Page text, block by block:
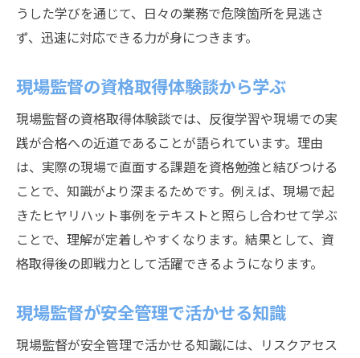
うした学びを通じて、日々の業務で危険箇所を見逃さ
ず、迅速に対応できる力が身につきます。
現場監督の資格取得体験談から学ぶ
現場監督の資格取得体験談では、反復学習や現場での実
践が合格への近道であることが語られています。理由
は、実際の現場で直面する課題を資格勉強と結びつける
ことで、知識がより深まるためです。例えば、現場で起
きたヒヤリハット事例をテキストと照らし合わせて学ぶ
ことで、理解が定着しやすくなります。結果として、資
格取得後の即戦力として活躍できるようになります。
現場監督が安全管理で活かせる知識
現場監督が安全管理で活かせる知識には、リスクアセス